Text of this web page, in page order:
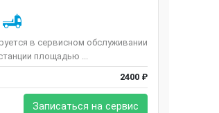
в сервисном обслуживании
площадью ...
2400 ₽
Записаться на сервис